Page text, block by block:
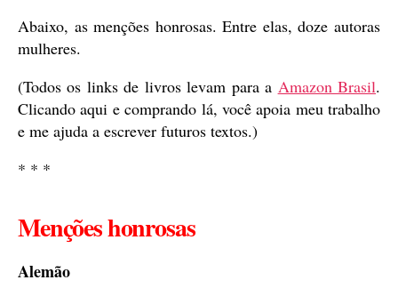
Abaixo, as menções honrosas. Entre elas, doze autoras
mulheres.
(Todos os links de livros levam para a Amazon Brasil.
Clicando aqui e comprando lá, você apoia meu trabalho
e me ajuda a escrever futuros textos.)
* * *
Menções honrosas
Alemão